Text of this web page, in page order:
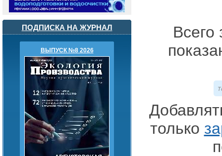
ПОДПИСКА НА ЖУРНАЛ
ВЫПУСК №8 2026
Всего
только